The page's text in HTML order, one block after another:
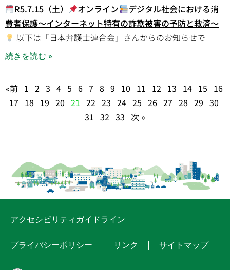
R5.7.15（土） オンライン
デジタル社会における消
費者保護～インターネット特有の詐欺被害の予防と救済～
以下は「日本弁護士連合会」さんからのお知らせで
続きを読む »
«前 1 2 3 4 5 6 7 8 9 10 11 12 13 14 15 16
17 18 19 20 21 22 23 24 25 26 27 28 29 30
31 32 33 次 »
アクセシビリティガイドライン
プライバシーポリシー リンク サイトマップ